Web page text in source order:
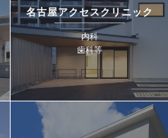
名古屋アクセスクリニック
内科
歯科等